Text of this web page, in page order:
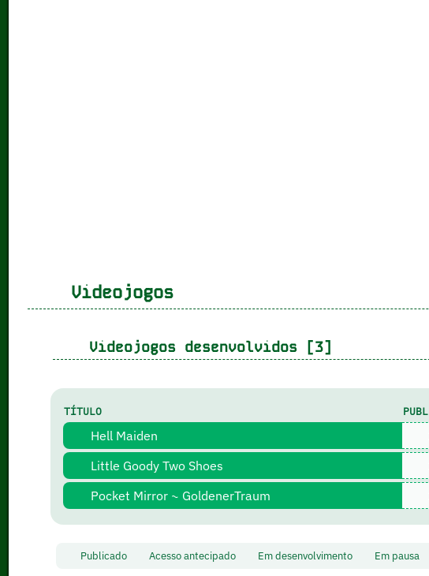
Videojogos
Videojogos desenvolvidos [3]
TÍTULO PUBL
Hell Maiden
Little Goody Two Shoes
Pocket Mirror ~ GoldenerTraum
Publicado Acesso antecipado Em desenvolvimento Em pausa